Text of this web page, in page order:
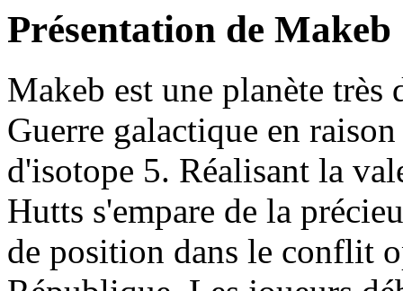
Présentation de Makeb
Makeb est une planète très
Guerre galactique en
d'isotope 5. Réalisant la
Hutts s'empare de la
de position dans le conflit